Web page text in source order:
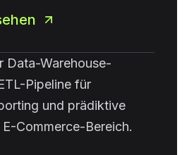
Data-Warehouse-
Pipeline für
und prädiktive
Commerce-Bereich.